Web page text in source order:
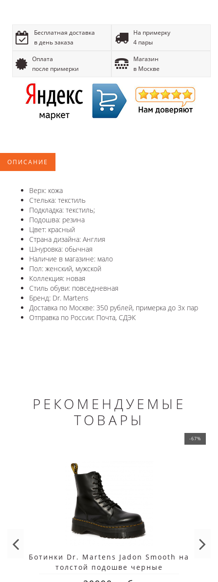
Бесплатная доставка
в день заказа
На примерку
4 пары
Оплата
после примерки
Магазин
в Москве
ОПИСАНИЕ
Верх: кожа
Стелька: текстиль
Подкладка: текстиль;
Подошва: резина
Цвет: красный
Страна дизайна: Англия
Шнуровка: обычная
Наличие в магазине: мало
Пол: женский, мужской
Коллекция: новая
Стиль обуви: повседневная
Бренд: Dr. Martens
Доставка по Москве: 350 рублей, примерка до 3х пар
Отправка по России: Почта, СДЭК
РЕКОМЕНДУЕМЫЕ
ТОВАРЫ
-67%
Ботинки Dr. Martens Jadon Smooth на
толстой подошве черные